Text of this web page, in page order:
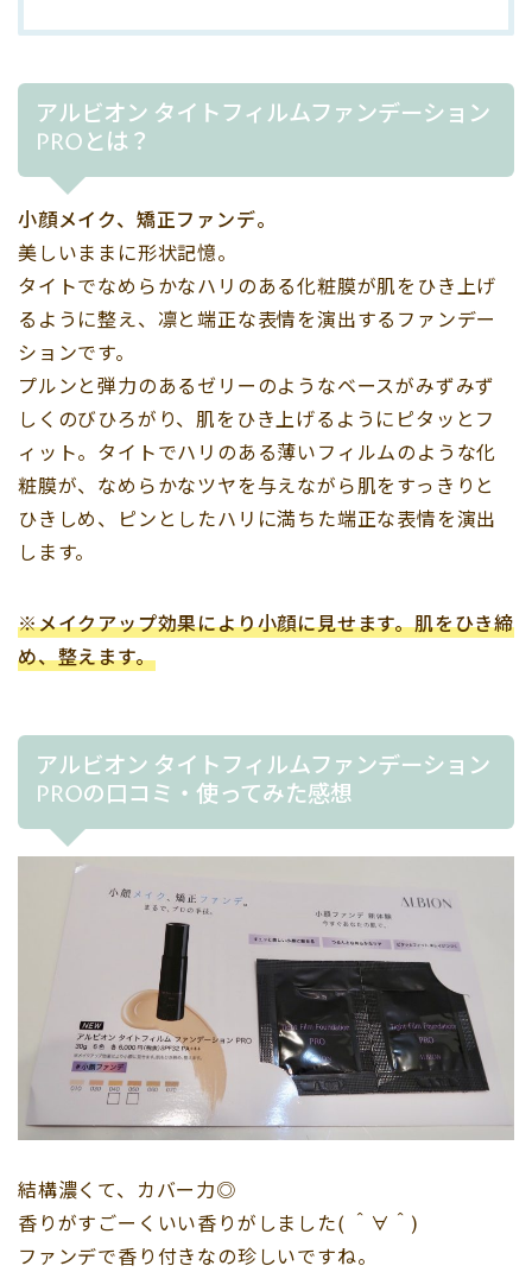
アルビオン タイトフィルムファンデーション
PROとは？
小顔メイク、矯正ファンデ。
美しいままに形状記憶。
タイトでなめらかなハリのある化粧膜が肌をひき上げ
るように整え、凛と端正な表情を演出するファンデー
ションです。
プルンと弾力のあるゼリーのようなベースがみずみず
しくのびひろがり、肌をひき上げるようにピタッとフ
ィット。タイトでハリのある薄いフィルムのような化
粧膜が、なめらかなツヤを与えながら肌をすっきりと
ひきしめ、ピンとしたハリに満ちた端正な表情を演出
します。
※メイクアップ効果により小顔に見せます。肌をひき締
め、整えます。
アルビオン タイトフィルムファンデーション
PROの口コミ・使ってみた感想
結構濃くて、カバー力◎
香りがすごーくいい香りがしました( ＾∀＾)
ファンデで香り付きなの珍しいですね。